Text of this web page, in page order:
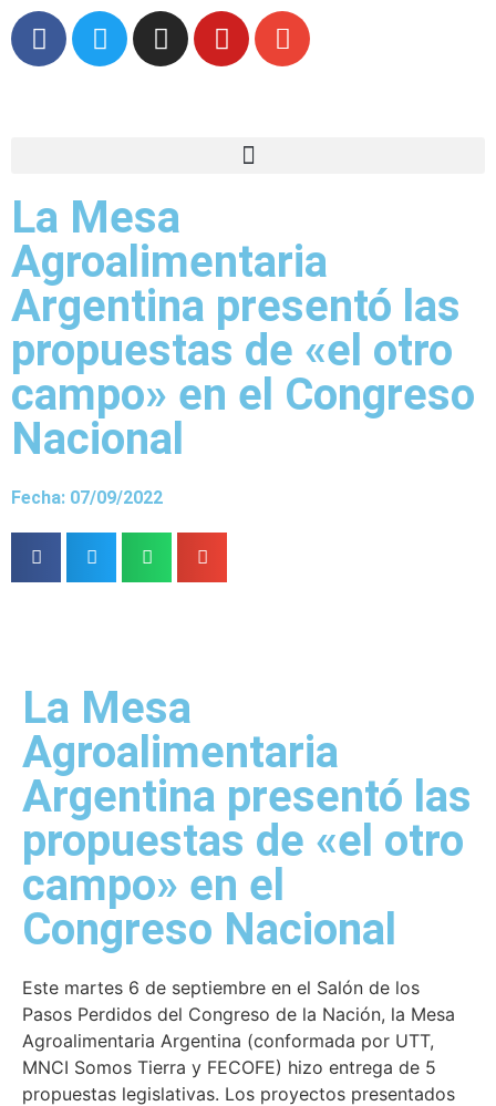
La Mesa
Agroalimentaria
Argentina presentó las
propuestas de «el otro
campo» en el Congreso
Nacional
Fecha: 07/09/2022
La Mesa
Agroalimentaria
Argentina presentó las
propuestas de «el otro
campo» en el
Congreso Nacional
Este martes 6 de septiembre en el Salón de los
Pasos Perdidos del Congreso de la Nación, la Mesa
Agroalimentaria Argentina (conformada por UTT,
MNCI Somos Tierra y FECOFE) hizo entrega de 5
propuestas legislativas. Los proyectos presentados